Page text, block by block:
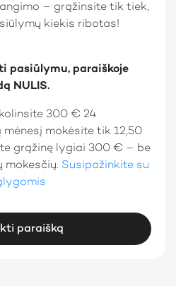
– grąžinsite tik tiek,
kiekis ribotas!
pasiūlymu, paraiškoje
NULIS.
300 € 24
mėnesį mokėsite tik 12,50
grąžinę lygiai 300 € – be
mokesčių. Susipažinkite su
paraišką